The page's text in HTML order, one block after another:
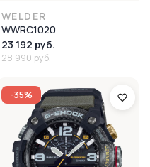
WELDER
WWRC1020
23 192 руб.
28 990 руб.
-35%